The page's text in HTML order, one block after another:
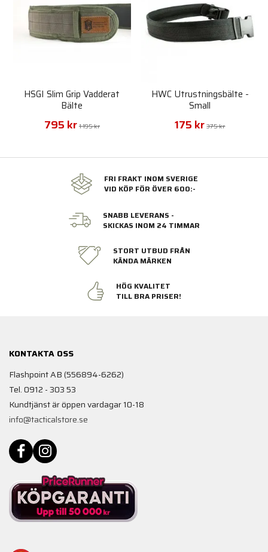
HSGI Slim Grip Vadderat
Bälte
795 kr 1 195 kr
HWC Utrustningsbälte -
Small
175 kr 375 kr
FRI FRAKT INOM SVERIGE
VID KÖP FÖR ÖVER 600:-
SNABB LEVERANS -
SKICKAS INOM 24 TIMMAR
STORT UTBUD FRÅN
KÄNDA MÄRKEN
HÖG KVALITET
TILL BRA PRISER!
KONTAKTA OSS
Flashpoint AB (556894-6262)
Tel. 0912 - 303 53
Kundtjänst är öppen vardagar 10-18
info@tacticalstore.se